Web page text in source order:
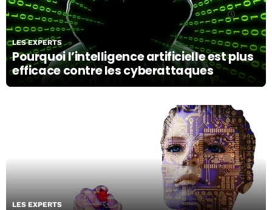
Pourquoi l’intelligence artificielle est plus
efficace contre les cyberattaques
LES EXPERTS
24/02/19
LES EXPERTS
06/07/18